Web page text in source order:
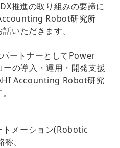
推進の取り組みの要諦に
Robot研究所
いただきます。
ートナーとしてPower
の導入・運用・開発支援
Accounting Robot研究
トメーション(Robotic
。